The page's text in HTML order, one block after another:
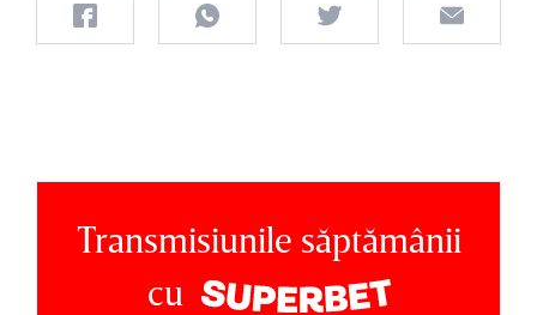
Transmisiunile săptămânii
cu